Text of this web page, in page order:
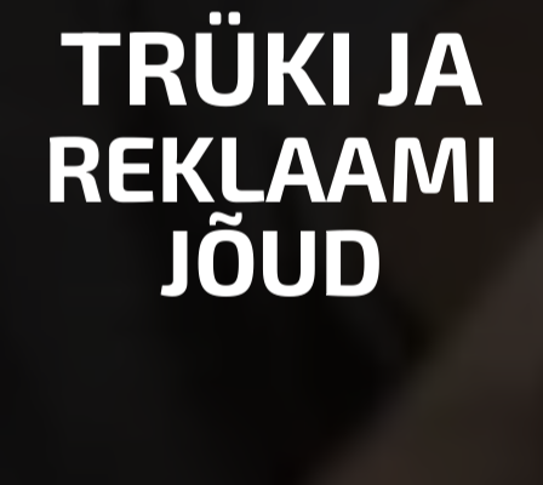
TRÜKI JA
REKLAAMI
JÕUD